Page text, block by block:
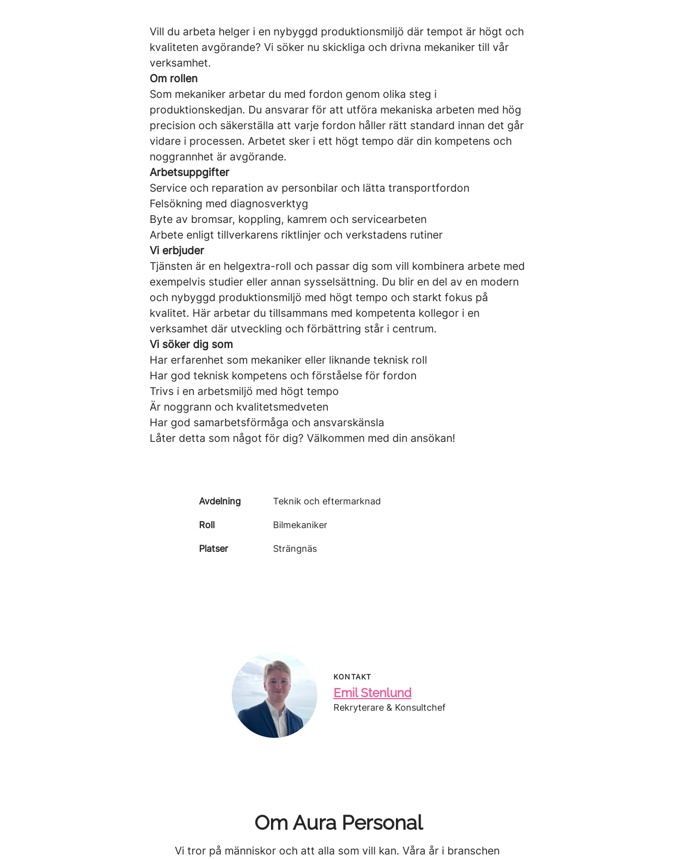
Vill du arbeta helger i en nybyggd produktionsmiljö där tempot är högt och
kvaliteten avgörande? Vi söker nu skickliga och drivna mekaniker till vår
verksamhet.
Om rollen
Som mekaniker arbetar du med fordon genom olika steg i
produktionskedjan. Du ansvarar för att utföra mekaniska arbeten med hög
precision och säkerställa att varje fordon håller rätt standard innan det går
vidare i processen. Arbetet sker i ett högt tempo där din kompetens och
noggrannhet är avgörande.
Arbetsuppgifter
Service och reparation av personbilar och lätta transportfordon
Felsökning med diagnosverktyg
Byte av bromsar, koppling, kamrem och servicearbeten
Arbete enligt tillverkarens riktlinjer och verkstadens rutiner
Vi erbjuder
Tjänsten är en helgextra-roll och passar dig som vill kombinera arbete med
exempelvis studier eller annan sysselsättning. Du blir en del av en modern
och nybyggd produktionsmiljö med högt tempo och starkt fokus på
kvalitet. Här arbetar du tillsammans med kompetenta kollegor i en
verksamhet där utveckling och förbättring står i centrum.
Vi söker dig som
Har erfarenhet som mekaniker eller liknande teknisk roll
Har god teknisk kompetens och förståelse för fordon
Trivs i en arbetsmiljö med högt tempo
Är noggrann och kvalitetsmedveten
Har god samarbetsförmåga och ansvarskänsla
Låter detta som något för dig? Välkommen med din ansökan!
Avdelning Teknik och eftermarknad
Roll Bilmekaniker
Platser Strängnäs
KONTAKT
Emil Stenlund
Rekryterare & Konsultchef
Om Aura Personal
Vi tror på människor och att alla som vill kan. Våra år i branschen